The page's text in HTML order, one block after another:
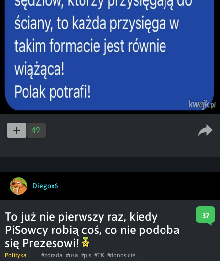
49
Diegox6
To już nie pierwszy raz, kiedy
PiSowcy robią coś, co nie podoba
się Prezesowi!
37
Polityka #zdrada #usa #pis #TK #donosiciel